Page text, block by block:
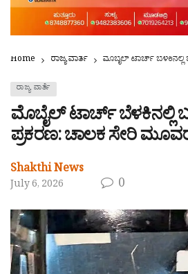
Home ರಾಜ್ಯ ವಾರ್ತೆ ಮೊಬೈಲ್ ಟಾರ್ಚ್ ಬೆಳಕಿನಲ್ಲಿ
ರಾಜ್ಯ ವಾರ್ತೆ
ಮೊಬೈಲ್ ಟಾರ್ಚ್ ಬೆಳಕಿನಲ್ಲಿ
ಪ್ರಕರಣ: ಚಾಲಕ ಸೇರಿ
Shakthi News
July 6, 2026 0